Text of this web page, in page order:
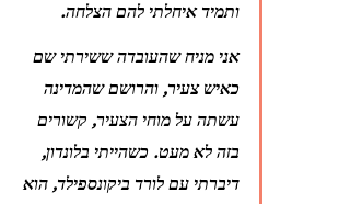
ותמיד איחלתי להם הצלחה.
אני מניח שהעובדה ששירתי שם
כאיש צעיר, והרושם שהמדינה
עשתה על מוחי הצעיר, קשורים
בזה לא מעט. כשהייתי בלונדון,
דיברתי עם לורד ביקונספילד, הוא